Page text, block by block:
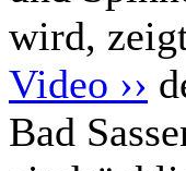
wird,
Video ››
Bad